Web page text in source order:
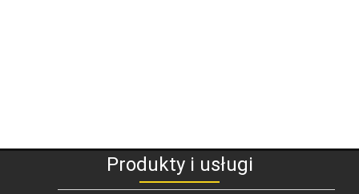
Produkty i usługi